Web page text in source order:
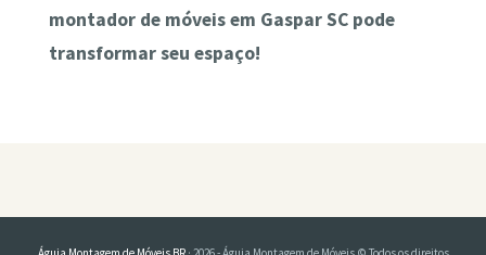
montador de móveis em Gaspar SC pode
transformar seu espaço!